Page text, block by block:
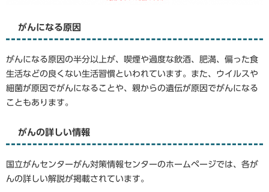
がんになる原因
がんになる原因の半分以上が、喫煙や過度な飲酒、肥満、偏った食
生活などの良くない生活習慣といわれています。また、ウイルスや
細菌が原因でがんになることや、親からの遺伝が原因でがんになる
こともあります。
がんの詳しい情報
国立がんセンターがん対策情報センターのホームページでは、各が
んの詳しい解説が掲載されています。